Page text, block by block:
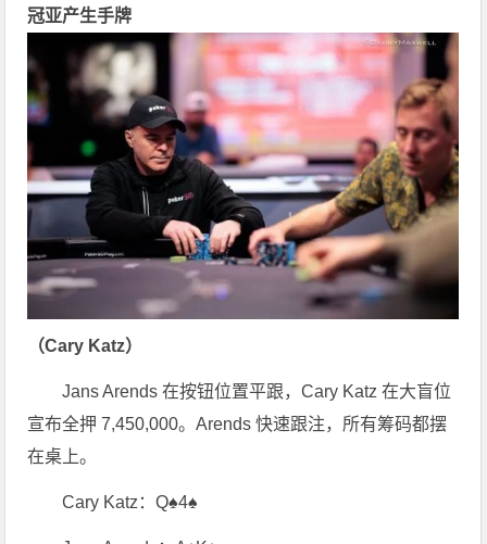
冠亚产生手牌
（Cary Katz）
Jans Arends 在按钮位置平跟，Cary Katz 在大盲位
宣布全押 7,450,000。Arends 快速跟注，所有筹码都摆
在桌上。
Cary Katz：Q♠4♠